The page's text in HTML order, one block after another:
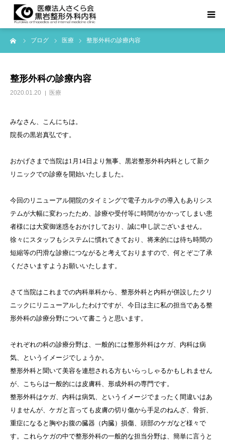
ブログ 医療 整形外科の診療内容
整形外科の診療内容
2020.01.20 医療
みなさん、こんにちは。
院長の黒岩真弘です。
おかげさまで当院は1 月 14 日より無事、黒岩整形外科内科として新ク
リニックでの診療を開始いたしました。
今回のリニューアル開院のタイミングで電子カルテの導入もありシス
テムが大幅に変わったため、診療や受付等に時間がかかってしまい患
者様には大変御迷惑をおかけしており、誠に申し訳ございません。
徐々にスタッフもシステムに慣れてきており、将来的には待ち時間の
短縮等の円滑な診療につながると考えておりますので、何とぞご了承
くださいますようお願いいたします。
さて当院はこれまでの内科単科から、整形外科と内科が併設したクリ
ニックにリニューアルしたわけですが、今日は主に私の担当である整
形外科の診療分野について書こうと思います。
それぞれの科の診療分野は、一般的には整形外科はケガ、内科は病
気、というイメージでしょうか。
整形外科と聞いて美容を連想される方もいらっしゃるかもしれません
が、こちらは一般的には皮膚科、形成外科の専門です。
整形外科はケガ、内科は病気、というイメージでまったく間違いはあ
りませんが、ケガと言っても皮膚の切り傷から手足のねんざ、骨折、
重症になると胸やお腹の臓器（内臓）損傷、頭部のケガなど様々で
す。これらケガの中で整形外科の一般的な担当分野は、簡単に言うと
TOPページ
アクセス